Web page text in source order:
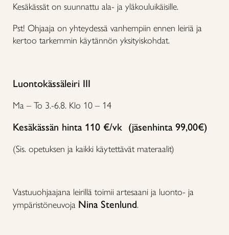
Kesäkässät on suunnattu ala- ja yläkouluikäisille.
Pst! Ohjaaja on yhteydessä vanhempiin ennen leiriä ja
kertoo tarkemmin käytännön yksityiskohdat.
Luontokässäleiri III
Ma – To 3.-6.8. Klo 10 – 14
Kesäkässän hinta 110 €/vk (jäsenhinta 99,00€)
(Sis. opetuksen ja kaikki käytettävät materaalit)
Vastuuohjaajana leirillä toimii artesaani ja luonto- ja
ympäristöneuvoja Nina Stenlund.